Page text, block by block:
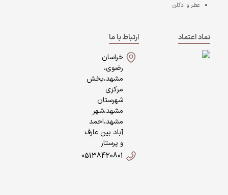
عطر و ادکلن
نماد اعتماد
ارتباط با ما
خراسان
رضوی،
مشهد،بخش
مرکزی
شهرستان
مشهد،شهر
مشهد،احمد
آباد بین عارف
و پرستار
05138420801